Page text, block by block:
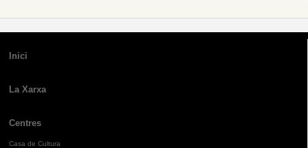
Inici
La Xarxa
Centres
Casa de Cultura